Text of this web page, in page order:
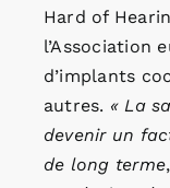
Hard of
l’Association
d’implants
autres. « La
devenir un
de long terme